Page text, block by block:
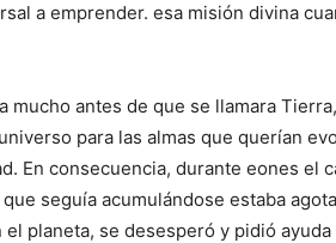
a emprender. esa misión divina
mucho antes de que se llamara
para las almas que querían
En consecuencia, durante eones el
seguía acumulándose estaba
planeta, se desesperó y pidió